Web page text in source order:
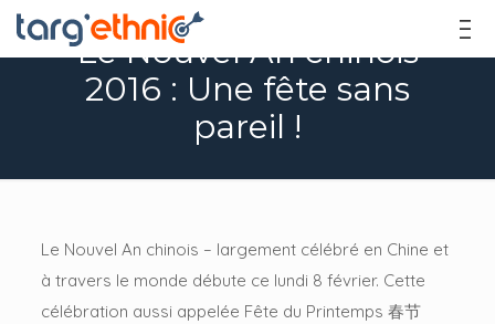
Le Nouvel An chinois
2016 : Une fête sans
pareil !
Le Nouvel An chinois – largement célébré en Chine et
à travers le monde débute ce lundi 8 février. Cette
célébration aussi appelée Fête du Printemps 春节